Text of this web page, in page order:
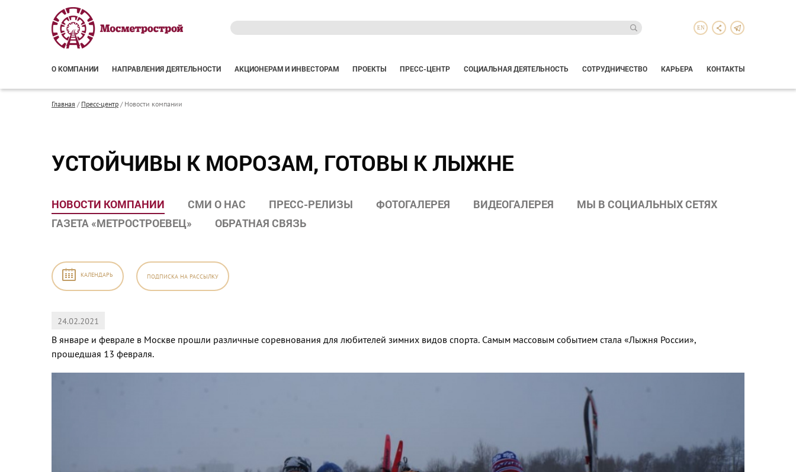
EN
О КОМПАНИИ НАПРАВЛЕНИЯ ДЕЯТЕЛЬНОСТИ АКЦИОНЕРАМ И ИНВЕСТОРАМ ПРОЕКТЫ ПРЕСС-ЦЕНТР СОЦИАЛЬНАЯ ДЕЯТЕЛЬНОСТЬ СОТРУДНИЧЕСТВО КАРЬЕРА КОНТАКТЫ
Главная / Пресс-центр /Новости компании
УСТОЙЧИВЫ К МОРОЗАМ, ГОТОВЫ К ЛЫЖНЕ
НОВОСТИ КОМПАНИИ СМИ О НАС ПРЕСС-РЕЛИЗЫ ФОТОГАЛЕРЕЯ ВИДЕОГАЛЕРЕЯ
МЫ В СОЦИАЛЬНЫХ СЕТЯХ
ГАЗЕТА «МЕТРОСТРОЕВЕЦ»
ОБРАТНАЯ СВЯЗЬ
КАЛЕНДАРЬ ПОДПИСКА НА РАССЫЛКУ
24.02.2021
В январе и феврале в Москве прошли различные соревнования для любителей зимних видов спорта. Самым массовым событием стала «Лыжня России»,
прошедшая 13 февраля.